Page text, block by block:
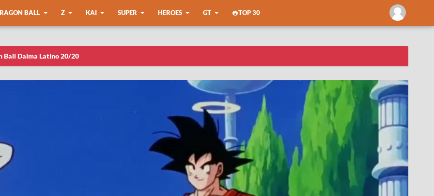
BALL Z KAI SUPER HEROES GT TOP 30
Ball Daima Latino 20/20